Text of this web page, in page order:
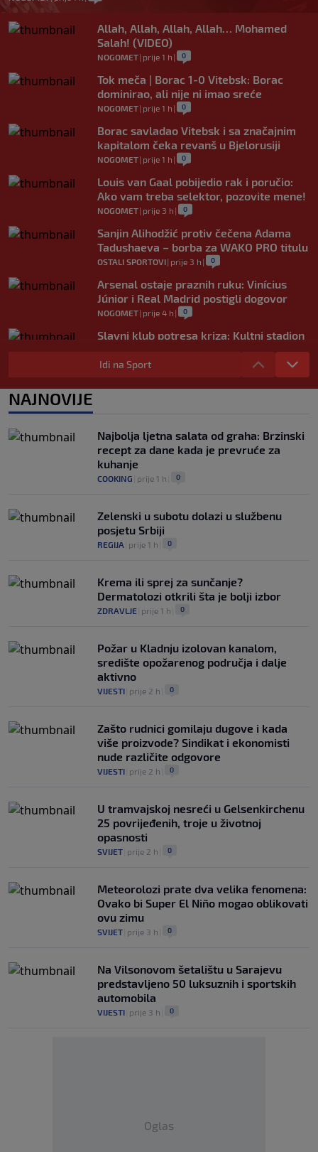
Allah, Allah, Allah, Allah… Mohamed
Salah! (VIDEO)
NOGOMET| prije 1 h | 0
Tok meča | Borac 1-0 Vitebsk: Borac
dominirao, ali nije ni imao sreće
NOGOMET| prije 1 h | 0
Borac savladao Vitebsk i sa značajnim
kapitalom čeka revanš u Bjelorusiji
NOGOMET| prije 1 h | 0
Louis van Gaal pobijedio rak i poručio:
Ako vam treba selektor, pozovite mene!
NOGOMET| prije 3 h | 0
Sanjin Alihodžić protiv čečena Adama
Tadushaeva – borba za WAKO PRO titulu
OSTALI SPORTOVI| prije 3 h | 0
Arsenal ostaje praznih ruku: Vinícius
Júnior i Real Madrid postigli dogovor
NOGOMET| prije 4 h | 0
Slavni klub potresa kriza: Kultni stadion
u Italiji bit će prazan na početku sezone,
navijači objavili rat upravi
Idi na Sport
NAJNOVIJE
Najbolja ljetna salata od graha: Brzinski
recept za dane kada je prevruće za
kuhanje
COOKING prije 1 h 0
Zelenski u subotu dolazi u službenu
posjetu Srbiji
REGIJA prije 1 h 0
Krema ili sprej za sunčanje?
Dermatolozi otkrili šta je bolji izbor
ZDRAVLJE prije 1 h 0
Požar u Kladnju izolovan kanalom,
središte opožarenog područja i dalje
aktivno
VIJESTI prije 2 h 0
Zašto rudnici gomilaju dugove i kada
više proizvode? Sindikat i ekonomisti
nude različite odgovore
VIJESTI prije 2 h 0
U tramvajskoj nesreći u Gelsenkirchenu
25 povrijeđenih, troje u životnoj
opasnosti
SVIJET prije 2 h 0
Meteorolozi prate dva velika fenomena:
Ovako bi Super El Niño mogao oblikovati
ovu zimu
SVIJET prije 3 h 0
Na Vilsonovom šetalištu u Sarajevu
predstavljeno 50 luksuznih i sportskih
automobila
VIJESTI prije 3 h 0
Oglas